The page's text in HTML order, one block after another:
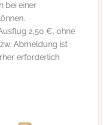
bei einer
2,50 €, ohne
Abmeldung ist
erforderlich